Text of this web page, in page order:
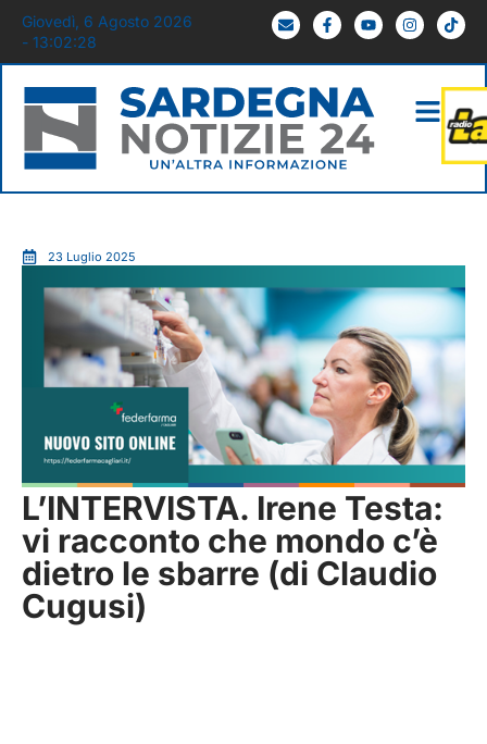
Giovedì, 6 Agosto 2026
- 13:02:29
23 Luglio 2025
L’INTERVISTA. Irene Testa:
vi racconto che mondo c’è
dietro le sbarre (di Claudio
Cugusi)